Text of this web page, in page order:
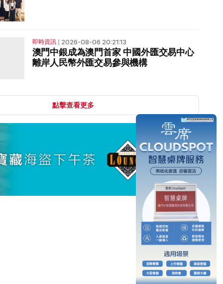
即時資訊❘ 2026-08-06 20:21:13
澳門中銀成為澳門首家 中國外匯交易中心
離岸人民幣外匯交易參與機構
點擊查看更多